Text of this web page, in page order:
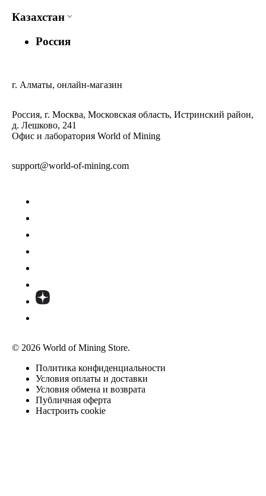
Казахстан
Россия
г. Алматы, онлайн-магазин
Россия, г. Москва, Московская область, Истринский район,
д. Лешково, 241
Офис и лаборатория World of Mining
support@world-of-mining.com
© 2026 World of Mining Store.
Политика конфиденциальности
Условия оплаты и доставки
Условия обмена и возврата
Публичная оферта
Настроить cookie